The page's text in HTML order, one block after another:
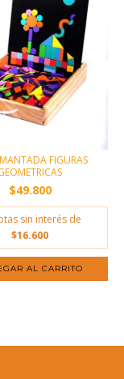
FIGURAS
$49.800
sin interés de
$16.600